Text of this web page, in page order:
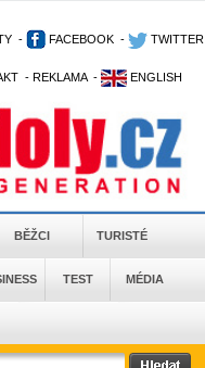
- FACEBOOK - TWITTER
- REKLAMA - ENGLISH
BĚŽCI TURISTÉ
TEST MÉDIA